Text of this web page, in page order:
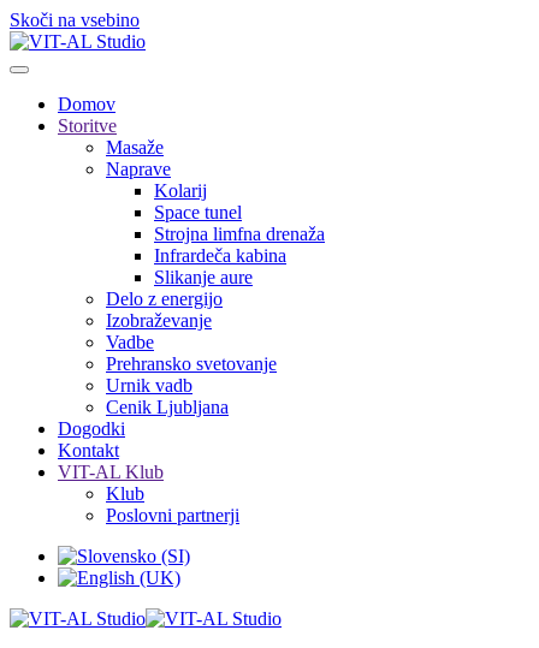
Skoči na vsebino
Domov
Storitve
Masaže
Naprave
Kolarij
Space tunel
Strojna limfna drenaža
Infrardeča kabina
Slikanje aure
Delo z energijo
Izobraževanje
Vadbe
Prehransko svetovanje
Urnik vadb
Cenik Ljubljana
Dogodki
Kontakt
VIT-AL Klub
Klub
Poslovni partnerji